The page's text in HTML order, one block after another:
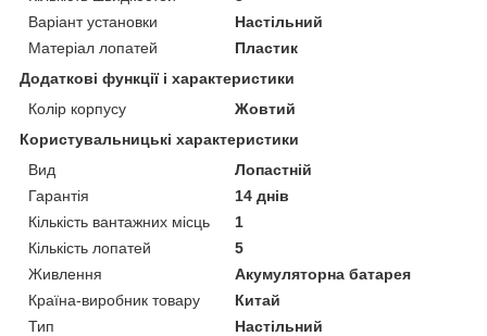
Варіант установки
Настільний
Матеріал лопатей
Пластик
Додаткові функції і характеристики
Колір корпусу
Жовтий
Користувальницькі характеристики
Вид
Лопастній
Гарантія
14 днів
Кількість вантажних місць
1
Кількість лопатей
5
Живлення
Акумуляторна батарея
Країна-виробник товару
Китай
Тип
Настільний